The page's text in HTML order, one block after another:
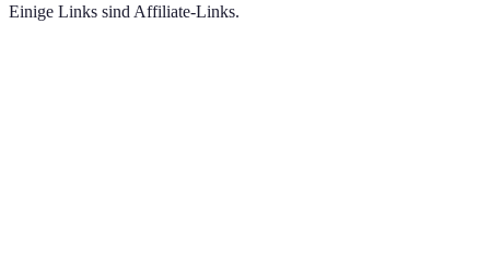
Einige Links sind Affiliate-Links.